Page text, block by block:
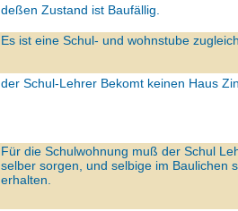
deßen Zustand ist Baufällig.
Es ist eine Schul- und wohnstube
der Schul-Lehrer Bekomt keinen Haus
Für die Schulwohnung muß der Schul
selber sorgen, und selbige im Baulichen
erhalten.